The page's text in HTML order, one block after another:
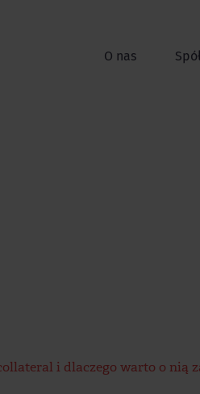
O nas
i dlaczego warto o nią